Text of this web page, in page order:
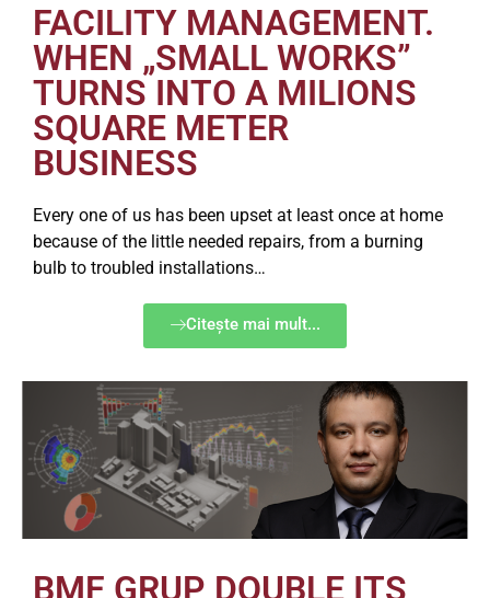
FACILITY MANAGEMENT.
WHEN „SMALL WORKS”
TURNS INTO A MILIONS
SQUARE METER
BUSINESS
Every one of us has been upset at least once at home
because of the little needed repairs, from a burning
bulb to troubled installations…
Citește mai mult...
BMF GRUP DOUBLE ITS